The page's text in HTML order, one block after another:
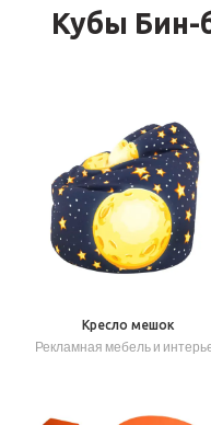
Кубы Бин-
Кресло мешок
Рекламная мебель и